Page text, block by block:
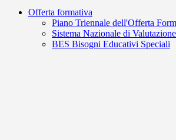
Offerta formativa
Piano Triennale dell'Offerta
Sistema Nazionale di Valutazione
BES Bisogni Educativi Speciali